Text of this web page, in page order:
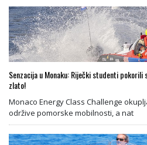
Senzacija u Monaku: Riječki studenti
zlato!
Monaco Energy Class Challenge
održive pomorske mobilnosti, a nat